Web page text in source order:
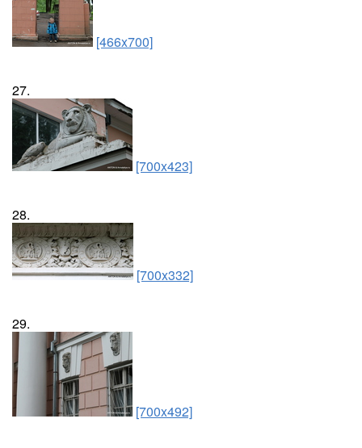
[466x700]
27.
[700x423]
28.
[700x332]
29.
[700x492]